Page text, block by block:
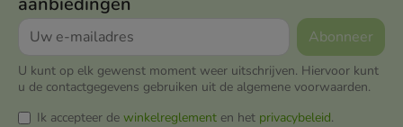
U kunt op elk gewenst moment weer uitschrijven. Hiervoor kunt
u de contactgegevens gebruiken uit de algemene voorwaarden.
Ik accepteer de winkelreglement en het privacybeleid.